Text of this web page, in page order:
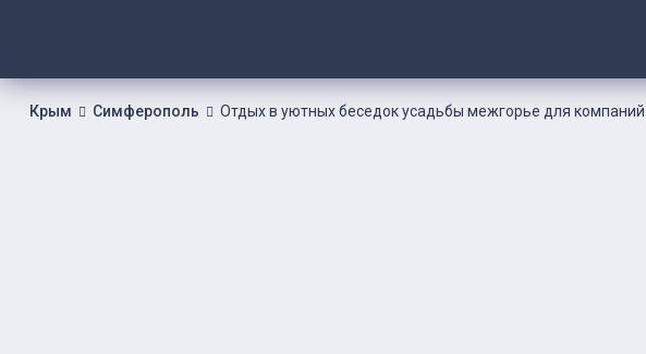
Крым Симферополь Отдых в уютных беседок усадьбы межгорье для компаний